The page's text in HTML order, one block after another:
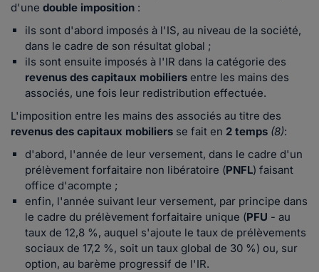
d'une double imposition :
ils sont d'abord imposés à l'IS, au niveau de la société,
dans le cadre de son résultat global ;
ils sont ensuite imposés à l'IR dans la catégorie des
revenus des capitaux mobiliers entre les mains des
associés, une fois leur redistribution effectuée.
L'imposition entre les mains des associés au titre des
revenus des capitaux mobiliers se fait en 2 temps (8):
d'abord, l'année de leur versement, dans le cadre d'un
prélèvement forfaitaire non libératoire (PNFL) faisant
office d'acompte ;
enfin, l'année suivant leur versement, par principe dans
le cadre du prélèvement forfaitaire unique (PFU - au
taux de 12,8 %, auquel s'ajoute le taux de prélèvements
sociaux de 17,2 %, soit un taux global de 30 %) ou, sur
option, au barème progressif de l'IR.